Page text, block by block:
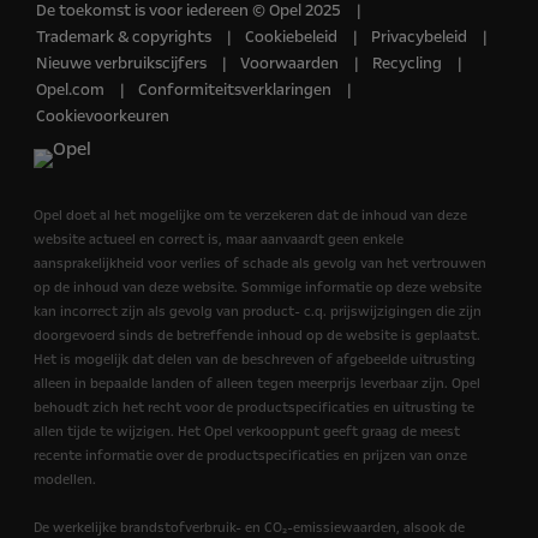
De toekomst is voor iedereen © Opel 2025
Trademark & copyrights
Cookiebeleid
Privacybeleid
Nieuwe verbruikscijfers
Voorwaarden
Recycling
Opel.com
Conformiteitsverklaringen
Cookievoorkeuren
Opel doet al het mogelijke om te verzekeren dat de inhoud van deze
website actueel en correct is, maar aanvaardt geen enkele
aansprakelijkheid voor verlies of schade als gevolg van het vertrouwen
op de inhoud van deze website. Sommige informatie op deze website
kan incorrect zijn als gevolg van product- c.q. prijswijzigingen die zijn
doorgevoerd sinds de betreffende inhoud op de website is geplaatst.
Het is mogelijk dat delen van de beschreven of afgebeelde uitrusting
alleen in bepaalde landen of alleen tegen meerprijs leverbaar zijn. Opel
behoudt zich het recht voor de productspecificaties en uitrusting te
allen tijde te wijzigen. Het Opel verkooppunt geeft graag de meest
recente informatie over de productspecificaties en prijzen van onze
modellen.
De werkelijke brandstofverbruik- en CO₂-emissiewaarden, alsook de